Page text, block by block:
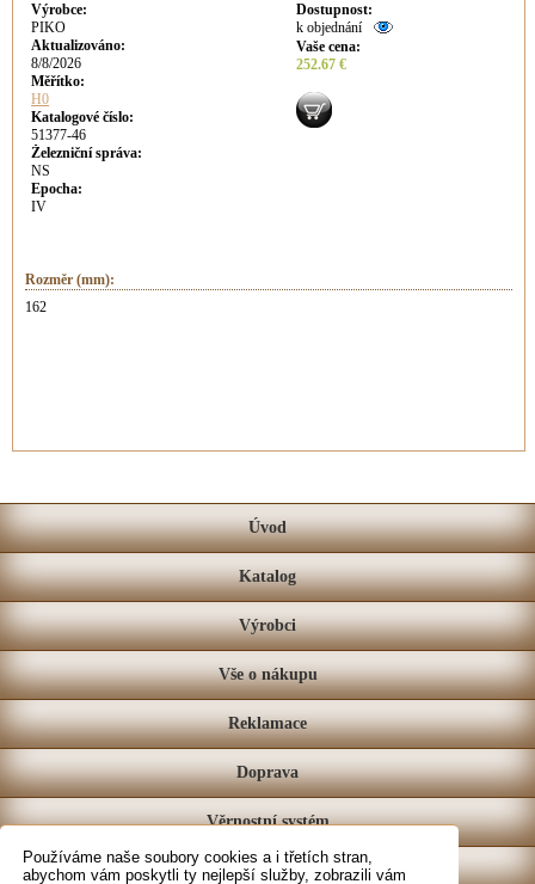
Používáme naše soubory cookies a i třetích stran,
abychom vám poskytli ty nejlepší služby, zobrazili vám
Výrobce:
PIKO
Aktualizováno:
8/8/2026
Měřítko:
H0
Katalogové číslo:
51377-46
Železniční správa:
NS
Epocha:
IV
Dostupnost:
k objednání
Vaše cena:
252.67 €
Rozměr (mm):
162
Úvod
Katalog
Výrobci
Vše o nákupu
Reklamace
Doprava
Věrnostní systém
Prodejna